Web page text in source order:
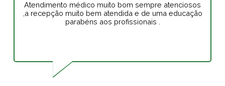
Atendimento médico muito bom sempre atenciosos
,a recepção muito bem atendida e de uma educação
parabéns aos profissionais .